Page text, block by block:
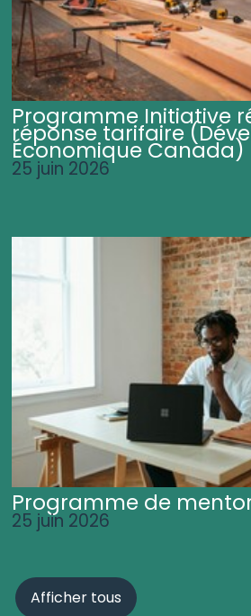
Programme Initiative
réponse tarifaire
Économique Canada)
25 juin 2026
Programme de
25 juin 2026
Afficher tous